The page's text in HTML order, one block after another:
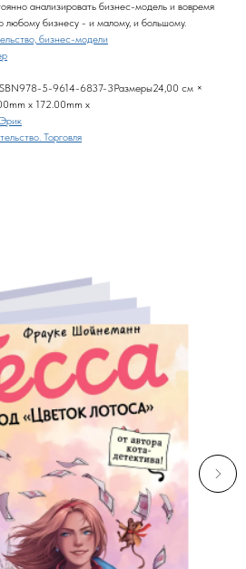
анализировать бизнес-модель и вовремя
любому бизнесу - и малому, и большому.
бизнес-модели
5-9614-6837-3Размеры24,00 см ×
x 172.00mm x
Торговля